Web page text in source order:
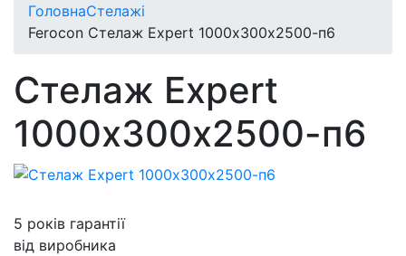
ГоловнаСтелажі
Ferocon Стелаж Expert 1000х300х2500-п6
Стелаж Expert
1000х300х2500-п6
5 років гарантії
від виробника